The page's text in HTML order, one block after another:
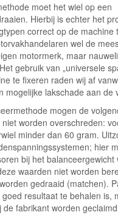
moet het wiel op een
Hierbij is echter het
correct op de machine
wel de
motormerk, maar
gebruik van „universele
te fixeren raden wij af
mogelijke lakschade aan de
mogen de
worden overschreden:
minder dan 60 gram.
hier
bij het balanceergewicht
waarden niet worden
gedraaid (matchen).
resultaat te behalen is,
fabrikant worden